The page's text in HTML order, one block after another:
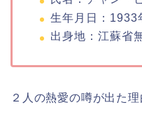
生年月日：1933
出身地：江蘇省
２人の熱愛の噂が出た理